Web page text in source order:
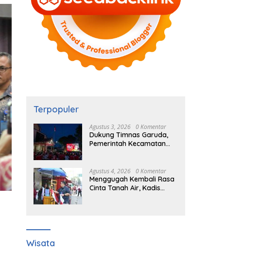
Terpopuler
Agustus 3, 2026 0 Komentar
Dukung Timnas Garuda,
Pemerintah Kecamatan
Agustus 4, 2026 0 Komentar
Menggugah Kembali Rasa
Cinta Tanah Air, Kadis
Wisata